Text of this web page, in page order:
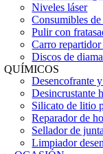
Niveles láser
Consumibles
Pulir con
Carro
Discos de
QUÍMICOS
Desencofrante
Desincrustante
Silicato de litio
Reparador de
Sellador de
Limpiador